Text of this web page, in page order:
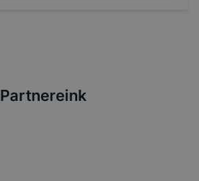
Partnereink